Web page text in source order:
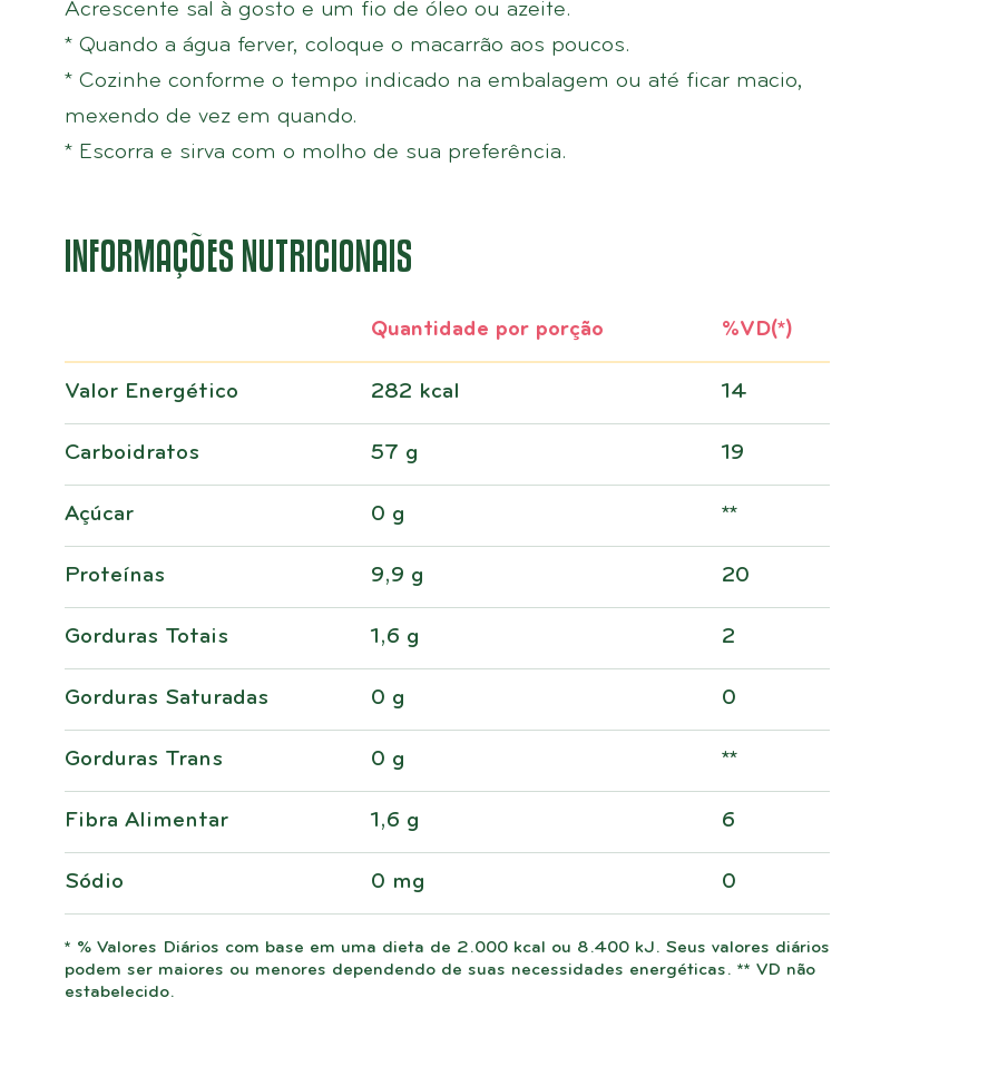
Acrescente sal à gosto e um fio de óleo ou azeite.
* Quando a água ferver, coloque o macarrão aos poucos.
* Cozinhe conforme o tempo indicado na embalagem ou até ficar macio,
mexendo de vez em quando.
* Escorra e sirva com o molho de sua preferência.
INFORMAÇÕES NUTRICIONAIS
Quantidade por porção %VD(*)
Valor Energético 282 kcal 14
Carboidratos 57 g 19
Açúcar 0 g **
Proteínas 9,9 g 20
Gorduras Totais 1,6 g 2
Gorduras Saturadas 0 g 0
Gorduras Trans 0 g **
Fibra Alimentar 1,6 g 6
Sódio 0 mg 0
* % Valores Diários com base em uma dieta de 2.000 kcal ou 8.400 kJ. Seus valores diários
podem ser maiores ou menores dependendo de suas necessidades energéticas. ** VD não
estabelecido.